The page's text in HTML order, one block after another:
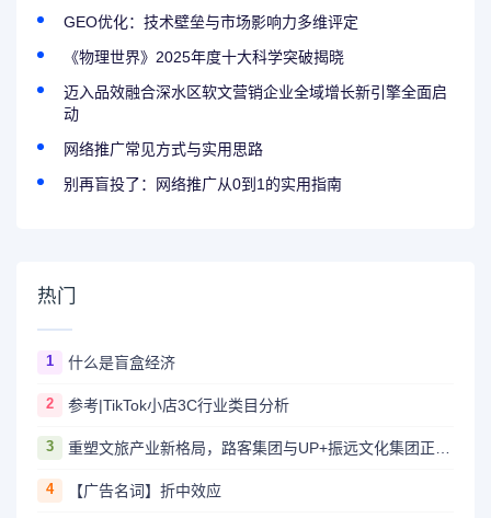
GEO优化：技术壁垒与市场影响力多维评定
《物理世界》2025年度十大科学突破揭晓
迈入品效融合深水区软文营销企业全域增长新引擎全面启
动
网络推广常见方式与实用思路
别再盲投了：网络推广从0到1的实用指南
热门
1 什么是盲盒经济
2 参考|TikTok小店3C行业类目分析
3
4 【广告名词】折中效应